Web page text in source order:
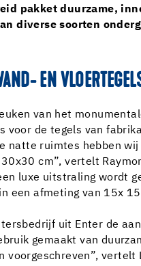
pakket duurzame,
diverse soorten
EN
van het
voor de tegels van
natte ruimtes hebben
cm”, vertelt
luxe uitstraling wordt
een afmeting van 15x
uit Enter de
gemaakt van
voorgeschreven”,